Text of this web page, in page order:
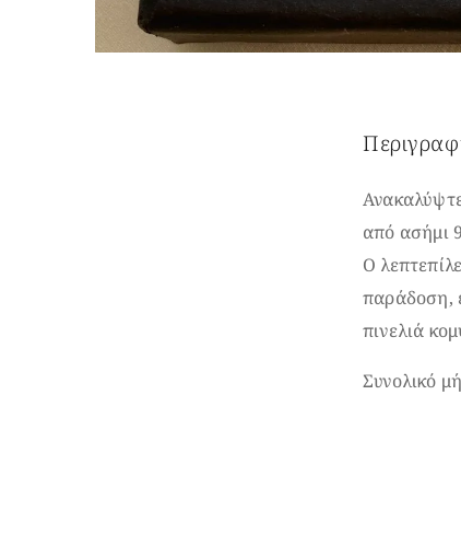
από ασήμι
Ο
παράδοση,
πινελιά
Συνολικό